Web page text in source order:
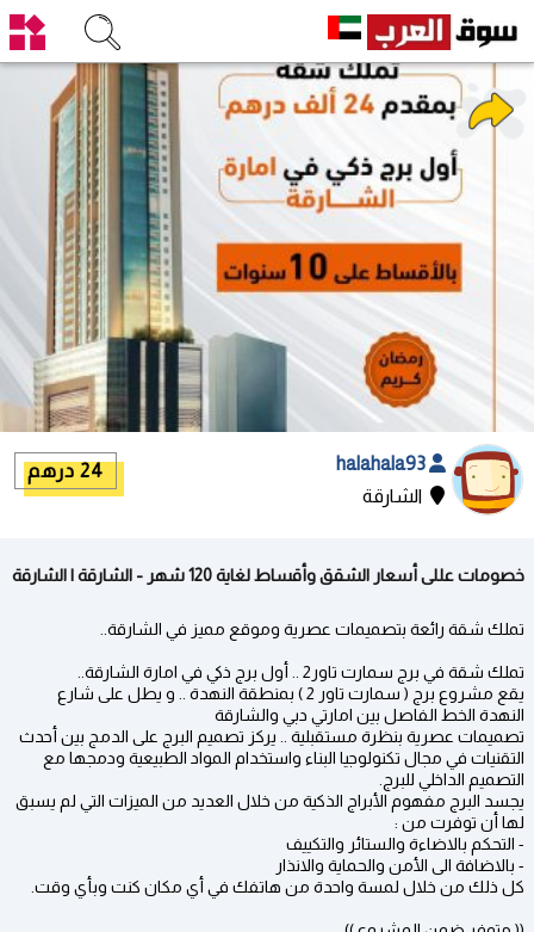
الشارقة
24 درهم
خصومات عللى أسعار الشقق وأقساط لغاية 120 شهر - الشارقة | الشارقة
تملك شقة رائعة بتصميمات عصرية وموقع مميز في الشارقة..
تملك شقة في برج سمارت تاور2 .. أول برج ذكي في امارة الشارقة..
يقع مشروع برج ( سمارت تاور 2 ) بمنطقة النهدة .. و يطل على شارع
النهدة الخط الفاصل بين امارتي دبي والشارقة
تصميمات عصرية بنظرة مستقبلية .. يركز تصميم البرج على الدمج بين أحدث
التقنيات في مجال تكنولوجيا البناء واستخدام المواد الطبيعية ودمجها مع
التصميم الداخلي للبرج.
يجسد البرج مفهوم الأبراج الذكية من خلال العديد من الميزات التي لم يسبق
لها أن توفرت من :
- التحكم بالاضاءة والستائر والتكييف
- بالاضافة الى الأمن والحماية والانذار
كل ذلك من خلال لمسة واحدة من هاتفك في أي مكان كنت وبأي وقت.